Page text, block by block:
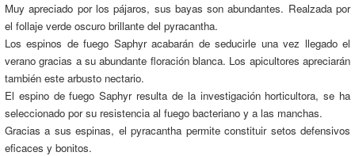
Muy apreciado por los pájaros, sus bayas son abundantes. Realzada por
el follaje verde oscuro brillante del pyracantha.
Los espinos de fuego Saphyr acabarán de seducirle una vez llegado el
verano gracias a su abundante floración blanca. Los apicultores apreciarán
también este arbusto nectario.
El espino de fuego Saphyr resulta de la investigación horticultora, se ha
seleccionado por su resistencia al fuego bacteriano y a las manchas.
Gracias a sus espinas, el pyracantha permite constituir setos defensivos
eficaces y bonitos.